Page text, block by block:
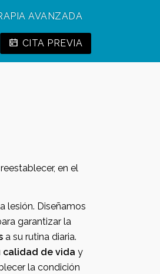
AVANZADA
CITA PREVIA
en el
y desarrollo integral para garantizar la
a su rutina diaria.
mejorar su calidad de vida y
condición